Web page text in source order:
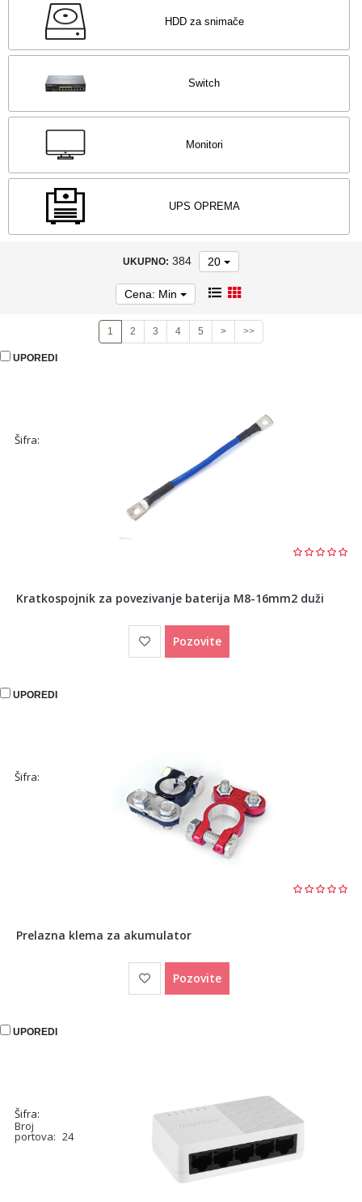
Mrežna
NOVO -
Rasveta
Telefoni,
Laptop,
PC,
Štampač
HDD za snimače
Switch
Monitori
UPS OPREMA
UKUPNO: 384 20
Cena: Min
1 2 3 4 5 > >>
UPOREDI
Šifra:
Kratkospojnik za povezivanje baterija M8-16mm2 duži
Pozovite
UPOREDI
Šifra:
Prelazna klema za akumulator
Pozovite
UPOREDI
Šifra:
Broj
portova: 24